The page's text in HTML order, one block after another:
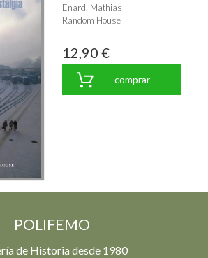
Enard, Mathias
Random House
12,90 €
comprar
POLIFEMO
de Historia desde 1980